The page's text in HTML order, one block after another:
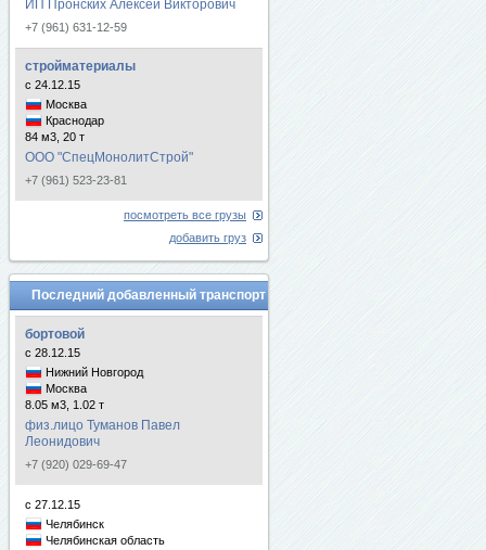
ИП Пронских Алексей Викторович
+7 (961) 631-12-59
стройматериалы
с 24.12.15
Москва
Краснодар
84 м3, 20 т
ООО "СпецМонолитСтрой"
+7 (961) 523-23-81
посмотреть все грузы
добавить груз
Последний добавленный транспорт
бортовой
с 28.12.15
Нижний Новгород
Москва
8.05 м3, 1.02 т
физ.лицо Туманов Павел
Леонидович
+7 (920) 029-69-47
с 27.12.15
Челябинск
Челябинская область